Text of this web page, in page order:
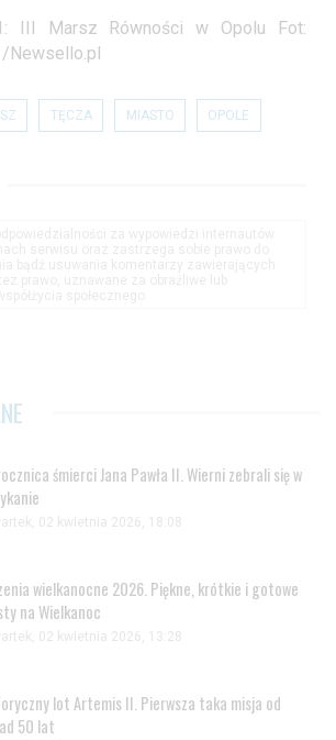
III Marsz Równości w Opolu Fot:
Newsello.pl
TĘCZA MIASTO OPOLE
śmierci Jana Pawła II. Wierni zebrali się w
02 kwietnia 2026, 18:08
wielkanocne 2026. Piękne, krótkie i gotowe
na Wielkanoc
02 kwietnia 2026, 13:28
lot Artemis II. Pierwsza taka misja od
50 lat